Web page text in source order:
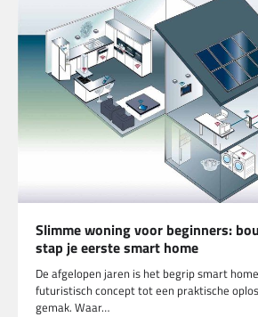
Slimme woning voor beginners:
stap je eerste smart home
De afgelopen jaren is het begrip smart
futuristisch concept tot een praktische
gemak. Waar…